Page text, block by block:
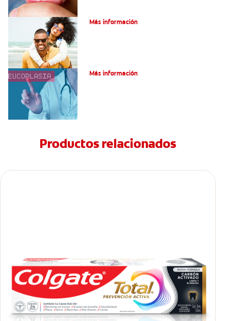
Más información
Más información
Productos relacionados